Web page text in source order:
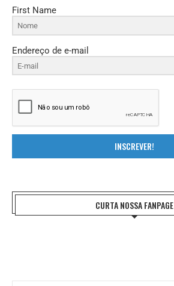
First Name
Endereço de e-mail
INSCREVER!
CURTA NOSSA FANPAGE